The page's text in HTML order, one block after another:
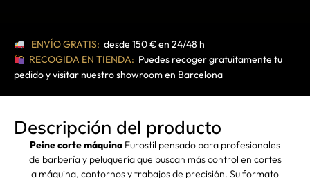
ENVÍO GRATIS: desde 150 € en 24/48 h
RECOGIDA EN TIENDA: Puedes recoger gratuitamente tu
pedido y visitar nuestro showroom en Barcelona
Descripción del producto
Peine corte máquina Eurostil pensado para profesionales
de barbería y peluquería que buscan más control en cortes
a máquina, contornos y trabajos de precisión. Su formato